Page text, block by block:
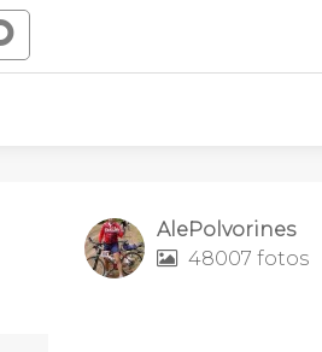
AlePolvorines
 48007 fotos